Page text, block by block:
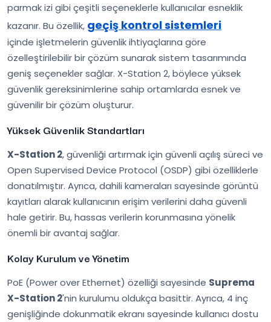
parmak izi gibi çeşitli seçeneklerle kullanıcılar esneklik
kazanır. Bu özellik, geçiş kontrol sistemleri
içinde işletmelerin güvenlik ihtiyaçlarına göre
özelleştirilebilir bir çözüm sunarak sistem tasarımında
geniş seçenekler sağlar. X-Station 2, böylece yüksek
güvenlik gereksinimlerine sahip ortamlarda esnek ve
güvenilir bir çözüm oluşturur.
Yüksek Güvenlik Standartları
X-Station 2, güvenliği artırmak için güvenli açılış süreci ve
Open Supervised Device Protocol (OSDP) gibi özelliklerle
donatılmıştır. Ayrıca, dahili kameraları sayesinde görüntü
kayıtları alarak kullanıcının erişim verilerini daha güvenli
hale getirir. Bu, hassas verilerin korunmasına yönelik
önemli bir avantaj sağlar.
Kolay Kurulum ve Yönetim
PoE (Power over Ethernet) özelliği sayesinde Suprema
X-Station 2'nin kurulumu oldukça basittir. Ayrıca, 4 inç
genişliğinde dokunmatik ekranı sayesinde kullanıcı dostu